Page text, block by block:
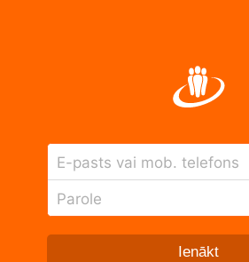
E-pasts vai mob. telefons
Parole
Ienākt